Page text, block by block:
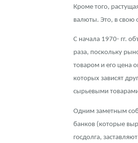
Кроме того,
валюты. Это, в свою
С начала 1970- гг.
раза, поскольку
товаром и его цена
которых зависят
сырьевыми
Одним заметным
банков (которые
госдолга,